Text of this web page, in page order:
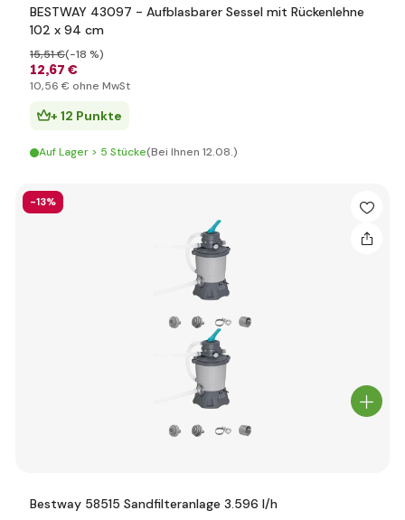
BESTWAY 43097 - Aufblasbarer Sessel mit Rückenlehne
102 x 94 cm
12,67 €
15,51 €(-18 %)
10,56 € ohne MwSt
+ 12 Punkte
Auf Lager > 5 Stücke(Bei Ihnen 12.08.)
-13%
Bestway 58515 Sandfilteranlage 3.596 l/h